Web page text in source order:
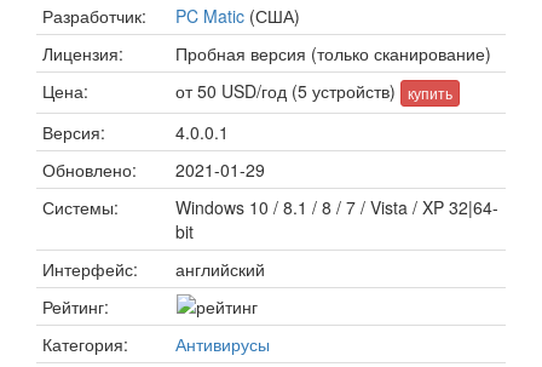
Разработчик: PC Matic (США)
Лицензия:
Пробная версия (только сканирование)
Цена:
от 50 USD/год (5 устройств) купить
Версия:
4.0.0.1
Обновлено:
2021-01-29
Системы:
Windows 10 / 8.1 / 8 / 7 / Vista / XP 32|64-
bit
Интерфейс:
английский
Рейтинг:
Категория:
Антивирусы